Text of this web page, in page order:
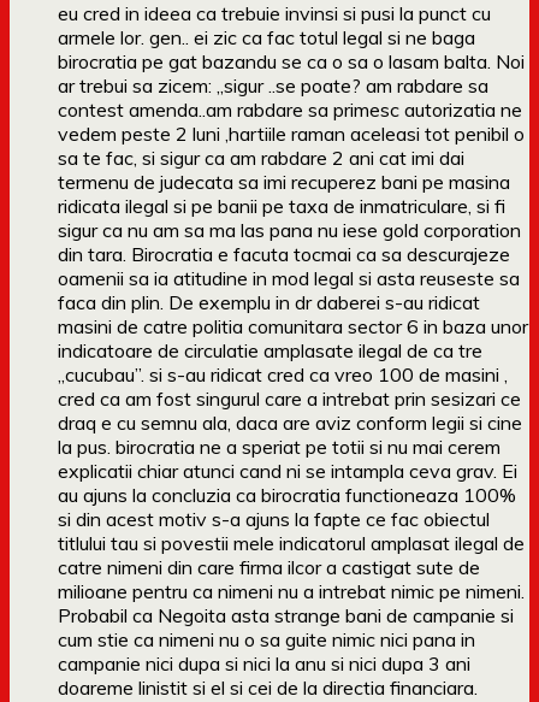
eu cred in ideea ca trebuie invinsi si pusi la punct cu
armele lor. gen.. ei zic ca fac totul legal si ne baga
birocratia pe gat bazandu se ca o sa o lasam balta. Noi
ar trebui sa zicem: „sigur ..se poate? am rabdare sa
contest amenda..am rabdare sa primesc autorizatia ne
vedem peste 2 luni ,hartiile raman aceleasi tot penibil o
sa te fac, si sigur ca am rabdare 2 ani cat imi dai
termenu de judecata sa imi recuperez bani pe masina
ridicata ilegal si pe banii pe taxa de inmatriculare, si fi
sigur ca nu am sa ma las pana nu iese gold corporation
din tara. Birocratia e facuta tocmai ca sa descurajeze
oamenii sa ia atitudine in mod legal si asta reuseste sa
faca din plin. De exemplu in dr daberei s-au ridicat
masini de catre politia comunitara sector 6 in baza unor
indicatoare de circulatie amplasate ilegal de ca tre
„cucubau”. si s-au ridicat cred ca vreo 100 de masini ,
cred ca am fost singurul care a intrebat prin sesizari ce
draq e cu semnu ala, daca are aviz conform legii si cine
la pus. birocratia ne a speriat pe totii si nu mai cerem
explicatii chiar atunci cand ni se intampla ceva grav. Ei
au ajuns la concluzia ca birocratia functioneaza 100%
si din acest motiv s-a ajuns la fapte ce fac obiectul
titlului tau si povestii mele indicatorul amplasat ilegal de
catre nimeni din care firma ilcor a castigat sute de
milioane pentru ca nimeni nu a intrebat nimic pe nimeni.
Probabil ca Negoita asta strange bani de campanie si
cum stie ca nimeni nu o sa guite nimic nici pana in
campanie nici dupa si nici la anu si nici dupa 3 ani
doareme linistit si el si cei de la directia financiara.